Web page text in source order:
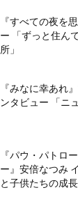
『すべての夜を
ー 「ずっと住ん
所」
『みなに幸あれ
ンタビュー 「ニ
『パウ・パトロ
ー』安倍なつみ
と子供たちの成